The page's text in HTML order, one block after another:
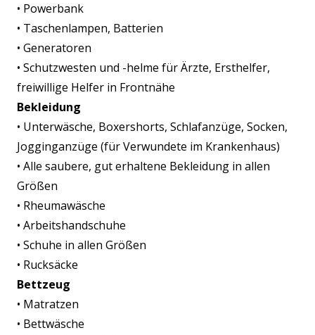
• Powerbank
• Taschenlampen, Batterien
• Generatoren
• Schutzwesten und -helme für Ärzte, Ersthelfer,
freiwillige Helfer in Frontnähe
Bekleidung
• Unterwäsche, Boxershorts, Schlafanzüge, Socken,
Jogginganzüge (für Verwundete im Krankenhaus)
• Alle saubere, gut erhaltene Bekleidung in allen
Größen
• Rheumawäsche
• Arbeitshandschuhe
• Schuhe in allen Größen
• Rucksäcke
Bettzeug
• Matratzen
• Bettwäsche